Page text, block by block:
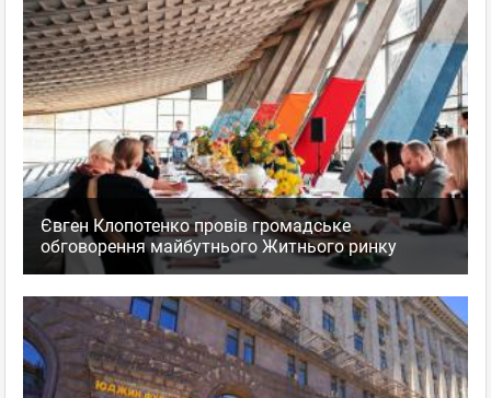
Євген Клопотенко провів громадське
обговорення майбутнього Житнього ринку